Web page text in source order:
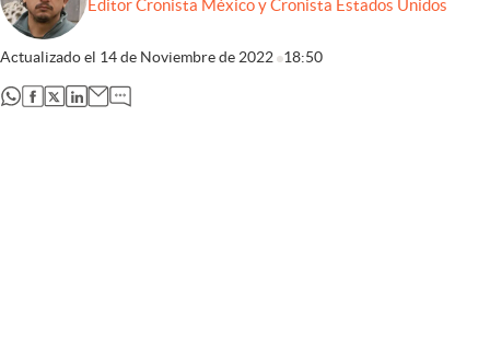
Editor Cronista México y Cronista Estados Unidos
Actualizado el 14 de Noviembre de 2022 18:50
abre en nueva pestaña
abre en nueva pestaña
abre en nueva pestaña
abre en nueva pestaña